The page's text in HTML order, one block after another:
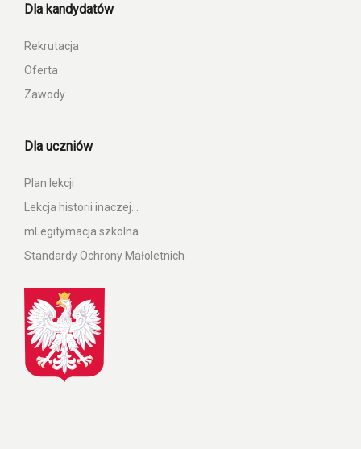
Dla kandydatów
Rekrutacja
Oferta
Zawody
Dla uczniów
Plan lekcji
Lekcja historii inaczej…
mLegitymacja szkolna
Standardy Ochrony Małoletnich